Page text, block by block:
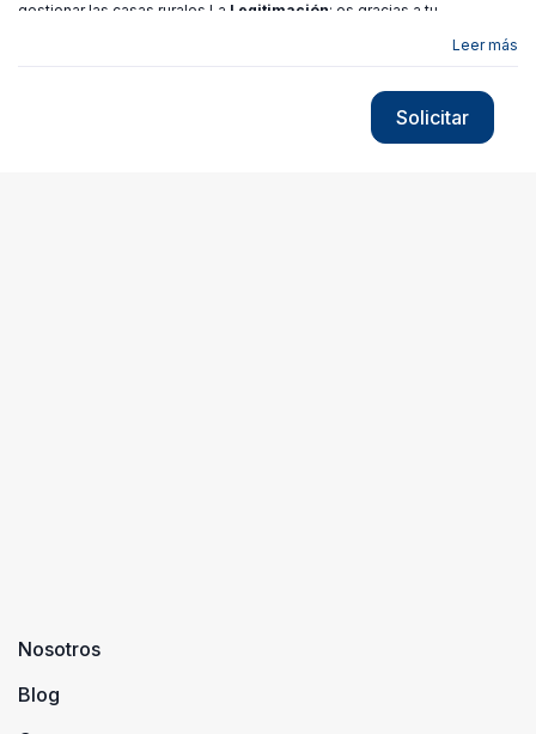
gestionar las casas rurales La Legitimación; es gracias a tu
de Acceso,
política de privacidad
Leer más
Solicitar
Nosotros
Blog